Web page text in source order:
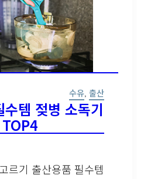
수유,출산
수템 젖병 소독
TOP4
르기 출산용품 필수템